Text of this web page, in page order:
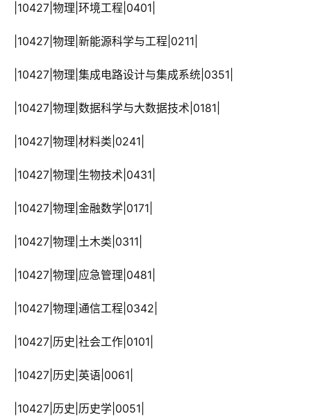
|10427|物理|环境工程|0401|
|10427|物理|新能源科学与工程|0211|
|10427|物理|集成电路设计与集成系统|0351|
|10427|物理|数据科学与大数据技术|0181|
|10427|物理|材料类|0241|
|10427|物理|生物技术|0431|
|10427|物理|金融数学|0171|
|10427|物理|土木类|0311|
|10427|物理|应急管理|0481|
|10427|物理|通信工程|0342|
|10427|历史|社会工作|0101|
|10427|历史|英语|0061|
|10427|历史|历史学|0051|